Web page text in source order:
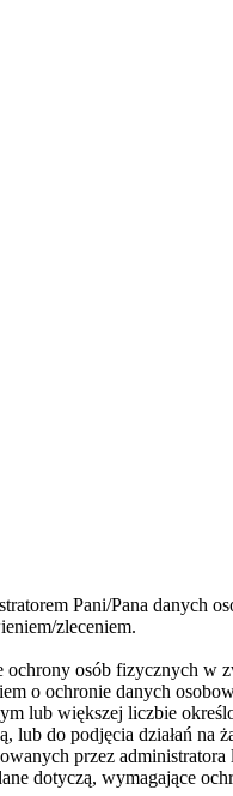
Pani/Pana danych
zleceniem.
osób fizycznych
o ochronie danych
lub większej liczbie
do podjęcia działań na
przez
dotyczą, wymagające